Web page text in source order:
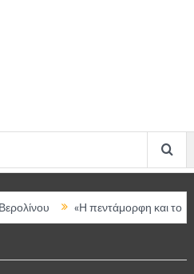
«Η πεντάμορφη και το τέρας – The